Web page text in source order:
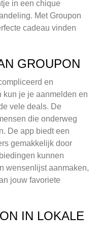
in een chique
Met Groupon
cadeau vinden
GROUPON
en
kun je je aanmelden en
vele deals. De
die onderweg
De app biedt een
gemakkelijk door
kunnen
wensenlijst aanmaken,
jouw favoriete
IN LOKALE